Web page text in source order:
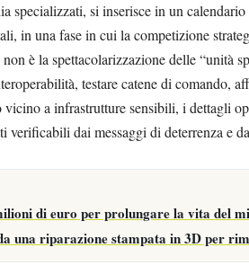
specializzati, si inserisce in un
in una fase in cui la competizione
è la spettacolarizzazione delle “unità
testare catene di comando,
a infrastrutture sensibili, i dettagli
verificabili dai messaggi di deterrenza e
di euro per prolungare la vita del
una riparazione stampata in 3D per